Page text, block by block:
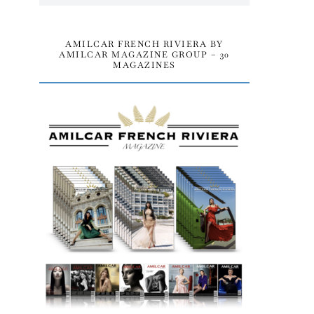
AMILCAR FRENCH RIVIERA BY
AMILCAR MAGAZINE GROUP – 30
MAGAZINES